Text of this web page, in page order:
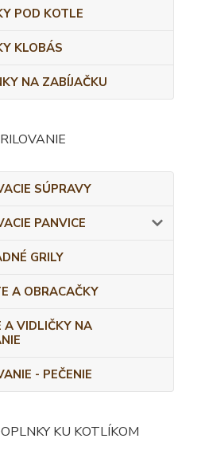
POD KOTLE
KLOBÁS
NA ZABÍJAČKU
SÚPRAVY
PANVICE
GRILY
A OBRACAČKY
A VIDLIČKY NA
- PEČENIE
KU KOTLÍKOM